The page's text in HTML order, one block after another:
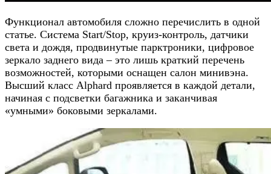
Функционал автомобиля сложно перечислить в одной
статье. Система Start/Stop, круиз-контроль, датчики
света и дождя, продвинутые парктроники, цифровое
зеркало заднего вида – это лишь краткий перечень
возможностей, которыми оснащен салон минивэна.
Высший класс Alphard проявляется в каждой детали,
начиная с подсветки багажника и заканчивая
«умными» боковыми зеркалами.